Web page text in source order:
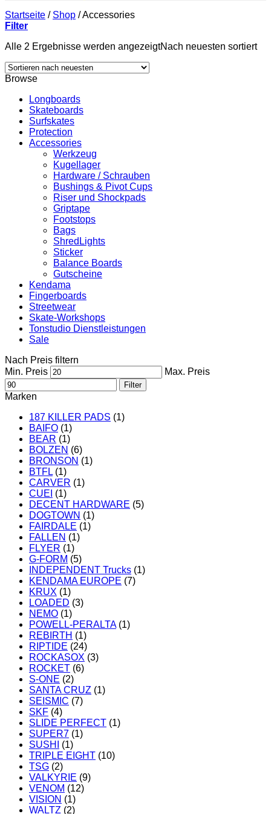
Startseite / Shop /Accessories
Filter
Alle 2 Ergebnisse werden angezeigtNach neuesten sortiert
Browse
Longboards
Skateboards
Surfskates
Protection
Accessories
Werkzeug
Kugellager
Hardware / Schrauben
Bushings & Pivot Cups
Riser und Shockpads
Griptape
Footstops
Bags
ShredLights
Sticker
Balance Boards
Gutscheine
Kendama
Fingerboards
Streetwear
Skate-Workshops
Tonstudio Dienstleistungen
Sale
Nach Preis filtern
Min. Preis
Max. Preis
Filter
Marken
187 KILLER PADS (1)
BAIFO (1)
BEAR (1)
BOLZEN (6)
BRONSON (1)
BTFL (1)
CARVER (1)
CUEI (1)
DECENT HARDWARE (5)
DOGTOWN (1)
FAIRDALE (1)
FALLEN (1)
FLYER (1)
G-FORM (5)
INDEPENDENT Trucks (1)
KENDAMA EUROPE (7)
KRUX (1)
LOADED (3)
NEMO (1)
POWELL-PERALTA (1)
REBIRTH (1)
RIPTIDE (24)
ROCKASOX (3)
ROCKET (6)
S-ONE (2)
SANTA CRUZ (1)
SEISMIC (7)
SKF (4)
SLIDE PERFECT (1)
SUPER7 (1)
SUSHI
(1)
TRIPLE EIGHT (10)
TSG (2)
VALKYRIE (9)
VENOM (12)
VISION (1)
WALTZ (2)